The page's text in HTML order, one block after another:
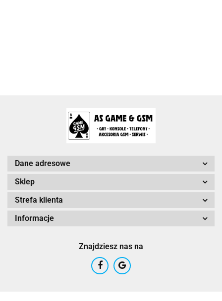
Arc System Works Europe
Dane adresowe
Sklep
Strefa klienta
Informacje
Znajdziesz nas na